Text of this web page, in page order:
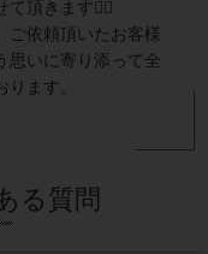
頂きます🙇‍♀️
ご依頼頂いたお客様
思いに寄り添って全
ます。
る質問